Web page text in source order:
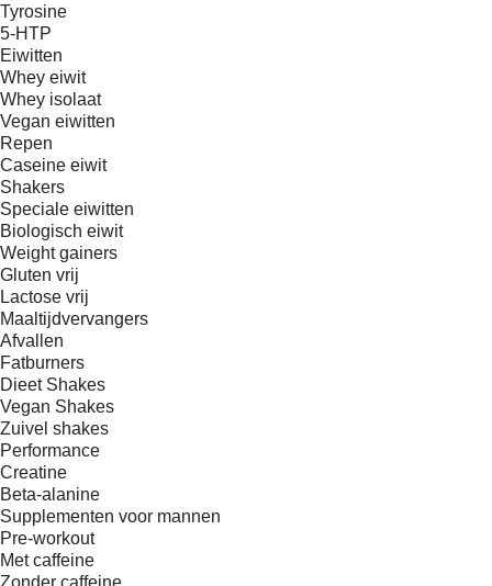
Tyrosine
5-HTP
Eiwitten
Whey eiwit
Whey isolaat
Vegan eiwitten
Repen
Caseine eiwit
Shakers
Speciale eiwitten
Biologisch eiwit
Weight gainers
Gluten vrij
Lactose vrij
Maaltijdvervangers
Afvallen
Fatburners
Dieet Shakes
Vegan Shakes
Zuivel shakes
Performance
Creatine
Beta-alanine
Supplementen voor mannen
Pre-workout
Met caffeine
Zonder caffeine